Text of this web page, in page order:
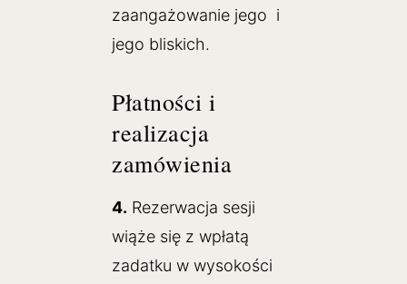
zaangażowanie jego i
jego bliskich.
Płatności i
realizacja
zamówienia
4. Rezerwacja sesji
wiąże się z wpłatą
zadatku w wysokości